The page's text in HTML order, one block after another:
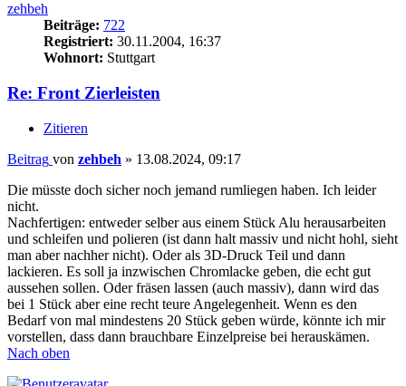
zehbeh
Beiträge: 722
Registriert: 30.11.2004, 16:37
Wohnort: Stuttgart
Re: Front Zierleisten
Zitieren
Beitrag von zehbeh » 13.08.2024, 09:17
Die müsste doch sicher noch jemand rumliegen haben. Ich leider
nicht.
Nachfertigen: entweder selber aus einem Stück Alu herausarbeiten
und schleifen und polieren (ist dann halt massiv und nicht hohl, sieht
man aber nachher nicht). Oder als 3D-Druck Teil und dann
lackieren. Es soll ja inzwischen Chromlacke geben, die echt gut
aussehen sollen. Oder fräsen lassen (auch massiv), dann wird das
bei 1 Stück aber eine recht teure Angelegenheit. Wenn es den
Bedarf von mal mindestens 20 Stück geben würde, könnte ich mir
vorstellen, dass dann brauchbare Einzelpreise bei herauskämen.
Nach oben